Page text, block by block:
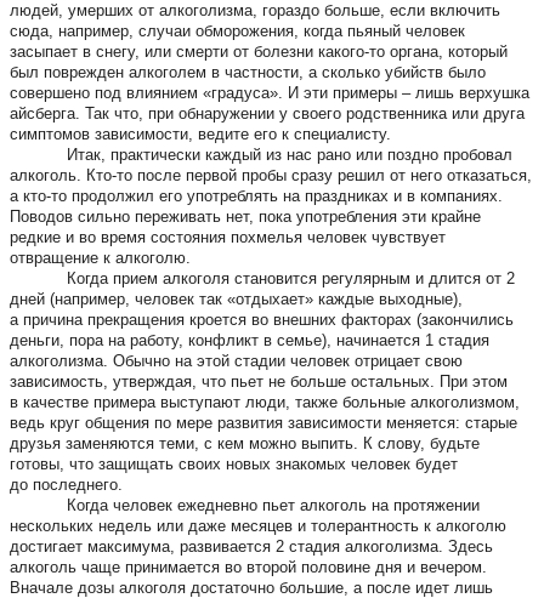
людей, умерших от алкоголизма, гораздо больше, если включить
сюда, например, случаи обморожения, когда пьяный человек
засыпает в снегу, или смерти от болезни какого-то органа, который
был поврежден алкоголем в частности, а сколько убийств было
совершено под влиянием «градуса». И эти примеры – лишь верхушка
айсберга. Так что, при обнаружении у своего родственника или друга
симптомов зависимости, ведите его к специалисту.
Итак, практически каждый из нас рано или поздно пробовал
алкоголь. Кто-то после первой пробы сразу решил от него отказаться,
а кто-то продолжил его употреблять на праздниках и в компаниях.
Поводов сильно переживать нет, пока употребления эти крайне
редкие и во время состояния похмелья человек чувствует
отвращение к алкоголю.
Когда прием алкоголя становится регулярным и длится от 2
дней (например, человек так «отдыхает» каждые выходные),
а причина прекращения кроется во внешних факторах (закончились
деньги, пора на работу, конфликт в семье), начинается 1 стадия
алкоголизма. Обычно на этой стадии человек отрицает свою
зависимость, утверждая, что пьет не больше остальных. При этом
в качестве примера выступают люди, также больные алкоголизмом,
ведь круг общения по мере развития зависимости меняется: старые
друзья заменяются теми, с кем можно выпить. К слову, будьте
готовы, что защищать своих новых знакомых человек будет
до последнего.
Когда человек ежедневно пьет алкоголь на протяжении
нескольких недель или даже месяцев и толерантность к алкоголю
достигает максимума, развивается 2 стадия алкоголизма. Здесь
алкоголь чаще принимается во второй половине дня и вечером.
Вначале дозы алкоголя достаточно большие, а после идет лишь